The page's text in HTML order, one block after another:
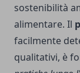
sostenibilità
alimentare. Il
facilmente
qualitativi, è